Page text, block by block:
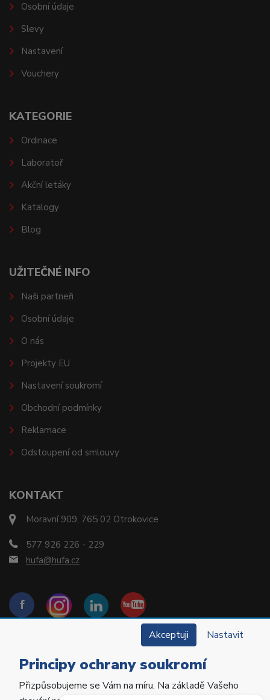
KONTAKT
Moravní 909, 765 02 Otrokovice
577 926 226 - 229
hufa@hufa.cz
Osobní údaje
Slevy
Nastavení
Vouchery
KATEGORIE
Ordinace
Laboratoř
Akční letáky
Katalogy
Blog
UŽITEČNÉ INFO
Naši partneři
Osobní údaje
O nás
Projekty EU
Nastavení soukromí
Obchodní podmínky
Reklamace
Odstoupení od smlouvy
Copyright © 2022 Hu-Fa Dental a.s. Všechna práva
Akceptuji Nastavit
Principy ochrany soukromí
Přizpůsobujeme se Vám na míru. Na základě Vašeho